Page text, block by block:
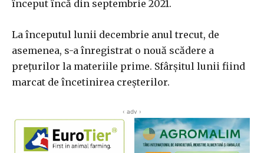
început încă din septembrie 2021.
La începutul lunii decembrie anul trecut, de
asemenea, s-a înregistrat o nouă scădere a
prețurilor la materiile prime. Sfârșitul lunii fiind
marcat de încetinirea creșterilor.
‹ adv ›